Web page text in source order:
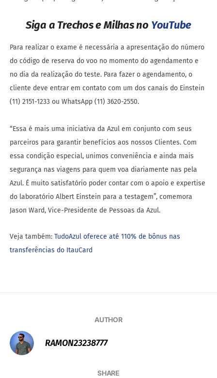
Siga a Trechos e Milhas no YouTube
Para realizar o exame é necessária a apresentação do número
do código de reserva do voo no momento do agendamento e
no dia da realização do teste. Para fazer o agendamento, o
cliente deve entrar em contato com um dos canais do Einstein
(11) 2151-1233 ou WhatsApp (11) 3620-2550.
“Essa é mais uma iniciativa da Azul em conjunto com seus
parceiros para garantir benefícios aos nossos Clientes. Com
essa condição especial, unimos conveniência e ainda mais
segurança nas viagens para quem voa diariamente nas pela
Azul. É muito satisfatório poder contar com o apoio e expertise
do laboratório Albert Einstein para a testagem”, comemora
Jason Ward, Vice-Presidente de Pessoas da Azul.
Veja também: TudoAzul oferece até 110% de bônus nas
transferências do ItauCard
AUTHOR
RAMON23238777
SHARE